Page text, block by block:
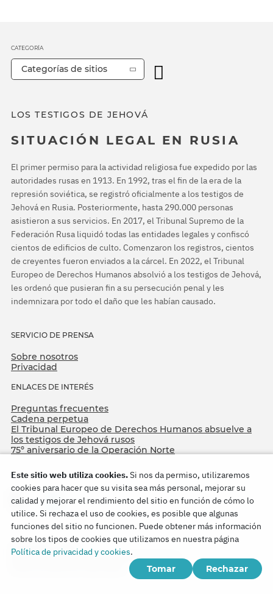
LOS TESTIGOS DE JEHOVÁ
SITUACIÓN LEGAL EN RUSIA
El primer permiso para la actividad religiosa fue expedido por las
autoridades rusas en 1913. En 1992, tras el fin de la era de la
represión soviética, se registró oficialmente a los testigos de
Jehová en Rusia. Posteriormente, hasta 290.000 personas
asistieron a sus servicios. En 2017, el Tribunal Supremo de la
Federación Rusa liquidó todas las entidades legales y confiscó
cientos de edificios de culto. Comenzaron los registros, cientos
de creyentes fueron enviados a la cárcel. En 2022, el Tribunal
Europeo de Derechos Humanos absolvió a los testigos de Jehová,
les ordenó que pusieran fin a su persecución penal y les
indemnizara por todo el daño que les habían causado.
SERVICIO DE PRENSA
Sobre nosotros
Privacidad
ENLACES DE INTERÉS
Preguntas frecuentes
Cadena perpetua
El Tribunal Europeo de Derechos Humanos absuelve a
los testigos de Jehová rusos
75º aniversario de la Operación Norte
CATEGORÍA
Categorías de sitios
Copyright © 2026
Watch Tower Bible and Tract Society of Korea.
Este sitio web utiliza cookies.Si nos da permiso, utilizaremos
cookies para hacer que su visita sea más personal, mejorar su
calidad y mejorar el rendimiento del sitio en función de cómo lo
utilice. Si rechaza el uso de cookies, es posible que algunas
funciones del sitio no funcionen. Puede obtener más información
sobre los tipos de cookies que utilizamos en nuestra página
Política de privacidad y cookies.
Tomar
Rechazar